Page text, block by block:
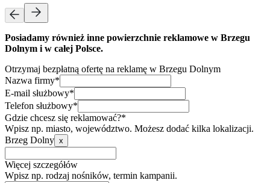
Posiadamy również inne powierzchnie reklamowe w Brzegu
Dolnym i w całej Polsce.
Otrzymaj bezpłatną ofertę na reklamę w Brzegu Dolnym
Nazwa firmy*
E-mail służbowy*
Telefon służbowy*
Gdzie chcesz się reklamować?*
Wpisz np. miasto, województwo. Możesz dodać kilka lokalizacji.
Brzeg Dolny x
Więcej szczegółów
Wpisz np. rodzaj nośników, termin kampanii.